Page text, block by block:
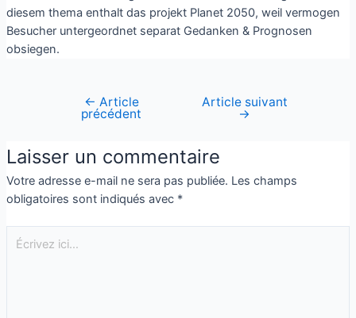
diesem thema enthalt das projekt Planet 2050, weil vermogen
Besucher untergeordnet separat Gedanken & Prognosen
obsiegen.
← Article
précédent
Article suivant
→
Laisser un commentaire
Votre adresse e-mail ne sera pas publiée. Les champs
obligatoires sont indiqués avec *